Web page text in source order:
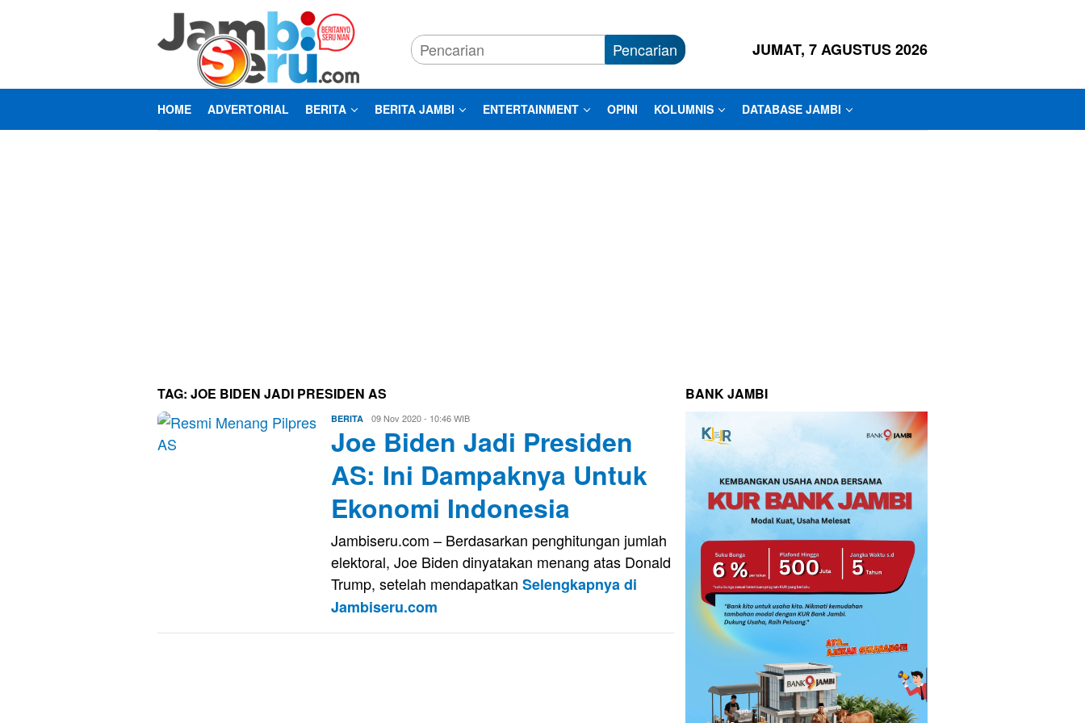
Pencarian JUMAT, 7 AGUSTUS 2026
HOME ADVERTORIAL BERITA BERITA JAMBI ENTERTAINMENT OPINI KOLUMNIS DATABASE JAMBI
TAG: JOE BIDEN JADI PRESIDEN AS
BERITA Eri
Saputra
09 Nov 2020 - 10:46 WIB
Joe Biden Jadi Presiden
AS: Ini Dampaknya Untuk
Ekonomi Indonesia
Jambiseru.com – Berdasarkan penghitungan jumlah
elektoral, Joe Biden dinyatakan menang atas Donald
Trump, setelah mendapatkan Selengkapnya di
Jambiseru.com
BANK JAMBI